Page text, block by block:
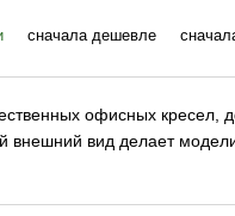
сначала дешевле
офисных кресел ,
внешний вид делает